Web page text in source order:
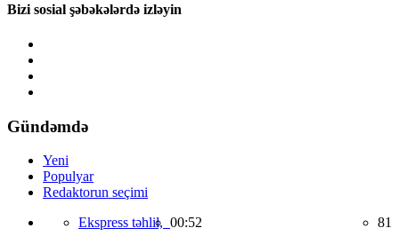
Bizi sosial şəbəkələrdə izləyin
Gündəmdə
Yeni
Populyar
Redaktorun seçimi
Ekspress təhlil, 00:52 81